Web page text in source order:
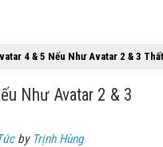
4 & 5 Nếu Như Avatar 2 & 3
Như Avatar 2 & 3
by Trịnh Hùng